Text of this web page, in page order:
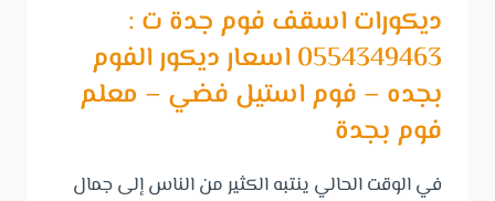
ديكورات اسقف فوم جدة ت :
0554349463 اسعار ديكور الفوم
بجده – فوم استيل فضي – معلم
فوم بجدة
في الوقت الحالي ينتبه الكثير من الناس إلى جمال